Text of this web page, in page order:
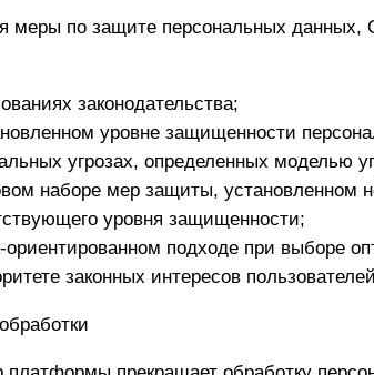
меры по защите персональных данных,
законодательства;
уровне защищенности
угрозах, определенных моделью
наборе мер защиты, установленном
уровня защищенности;
ориентированном подходе при выборе
законных интересов